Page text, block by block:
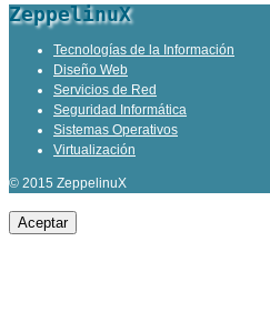
ZeppelinuX
Tecnologías de la Información
Diseño Web
Servicios de Red
Seguridad Informática
Sistemas Operativos
Virtualización
© 2015 ZeppelinuX
Aceptar